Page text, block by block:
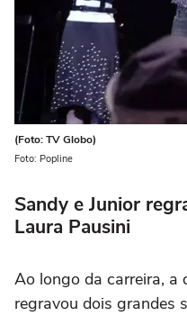
(Foto: TV Globo)
Foto: Popline
Sandy e Junior
Laura Pausini
Ao longo da carreira, a
regravou dois grandes